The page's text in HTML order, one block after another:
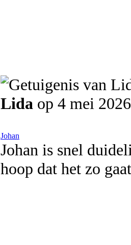
Lida op 4 mei 2026
Johan
Johan is snel
hoop dat het zo